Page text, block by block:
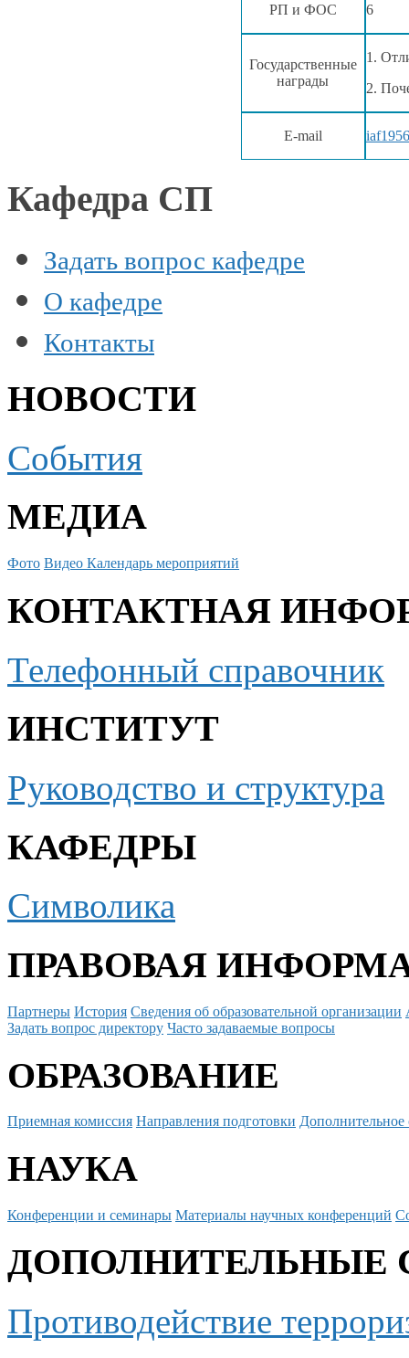
РП и ФОС 6
Государственные
награды
1.
2.
E-mail
Кафедра СП
Задать вопрос кафедре
О кафедре
Контакты
НОВОСТИ
События
МЕДИА
Фото Видео Календарь мероприятий
КОНТАКТНАЯ
Телефонный справочник
ИНСТИТУТ
Руководство и структура
КАФЕДРЫ
Символика
ПРАВОВАЯ
Партнеры История Сведения об образовательной организации
Задать вопрос директору Часто задаваемые вопросы
ОБРАЗОВАНИЕ
Приемная комиссия Направления подготовки Дополнительное
НАУКА
Конференции и семинары Материалы научных конференций
ДОПОЛНИТЕЛЬНЫЕ
Противодействие